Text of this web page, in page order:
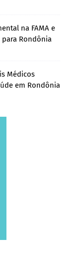
na FAMA e
Rondônia
Médicos
em Rondônia